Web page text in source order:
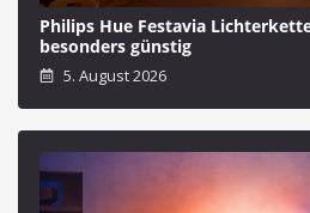
Philips Hue Festavia
besonders günstig
5. August 2026